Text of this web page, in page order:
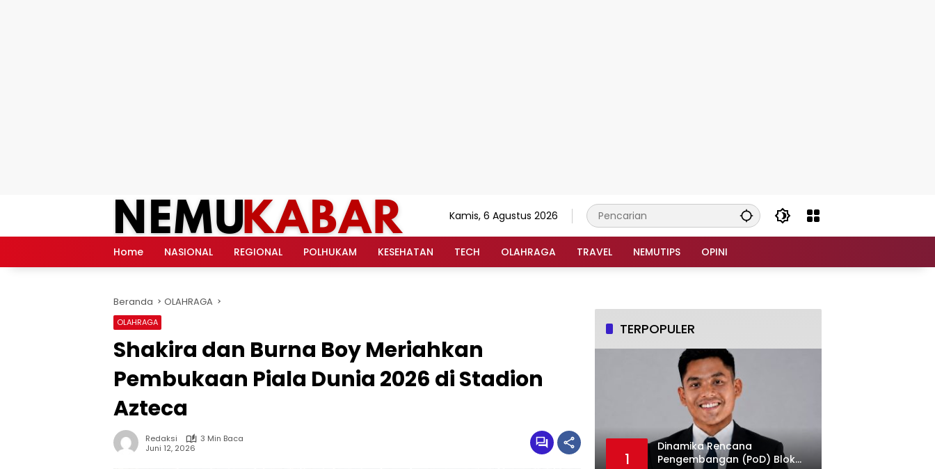
Kamis, 6 Agustus 2026
Home NASIONAL REGIONAL POLHUKAM KESEHATAN TECH OLAHRAGA TRAVEL NEMUTIPS OPINI
Beranda OLAHRAGA
OLAHRAGA
Shakira dan Burna Boy Meriahkan
Pembukaan Piala Dunia 2026 di Stadion
Azteca
Redaksi
3 Min Baca
Juni 12, 2026
TERPOPULER
1
Dinamika Rencana
Pengembangan (PoD) Blok